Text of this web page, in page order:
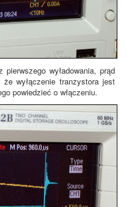
wyładowania, prąd
wyłączenie tranzystora jest
powiedzieć o włączeniu.